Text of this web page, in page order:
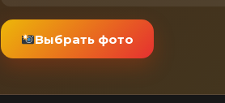
Выбрать фото